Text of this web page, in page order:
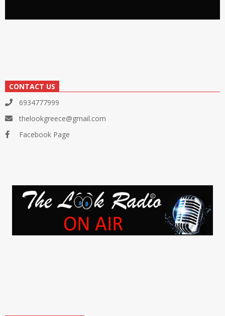
CONTACT US
6934777999
thelookgreece@gmail.com
Facebook Page